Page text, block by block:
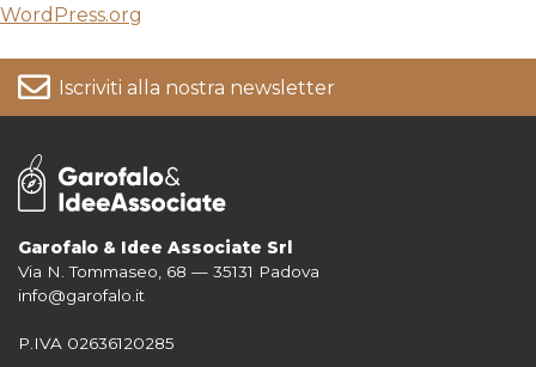
WordPress.org
Iscriviti alla nostra newsletter
Per informazioni su come vengono trattati i tuoi dati consulta la nostra
Privacy Policy
Garofalo & Idee Associate Srl
Via N. Tommaseo, 68 — 35131 Padova
info@garofalo.it
P.IVA 02636120285